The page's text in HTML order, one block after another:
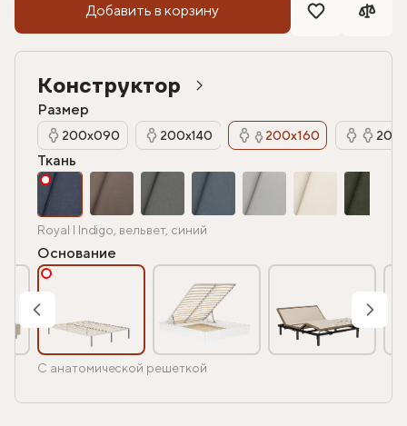
Добавить в корзину
Конструктор
Размер
200х090 200х140 200х160
Ткань
Royal I Indigo, вельвет, синий
Основание
С анатомической решеткой